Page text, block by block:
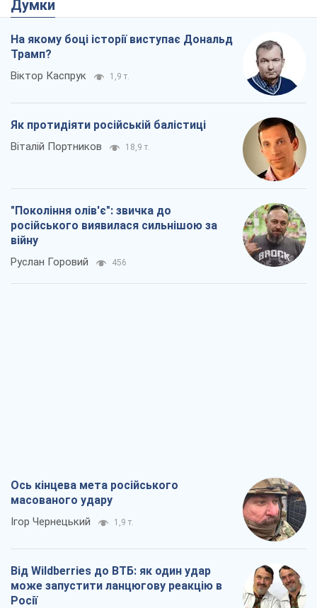
Думки
На якому боці історії виступає Дональд
Трамп?
Віктор Каспрук 1,9 т.
Як протидіяти російській балістиці
Віталій Портников 18,9 т.
"Покоління олів'є": звичка до
російського виявилася сильнішою за
війну
Руслан Горовий 456
Ось кінцева мета російського
масованого удару
Ігор Чернецький 1,9 т.
Від Wildberries до ВТБ: як один удар
може запустити ланцюгову реакцію в
Росії